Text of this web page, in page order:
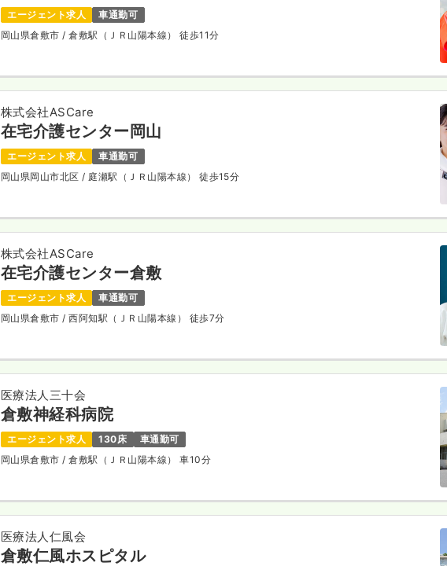
エージェント求人
車通勤可
岡山県倉敷市/ 倉敷駅（ＪＲ山陽本線） 徒歩11分
株式会社ASCare
在宅介護センター岡山
エージェント求人
車通勤可
岡山県岡山市北区/ 庭瀬駅（ＪＲ山陽本線） 徒歩15分
株式会社ASCare
在宅介護センター倉敷
エージェント求人
車通勤可
岡山県倉敷市/ 西阿知駅（ＪＲ山陽本線） 徒歩7分
医療法人三十会
倉敷神経科病院
エージェント求人 130床
車通勤可
岡山県倉敷市/ 倉敷駅（ＪＲ山陽本線） 車10分
医療法人仁風会
倉敷仁風ホスピタル